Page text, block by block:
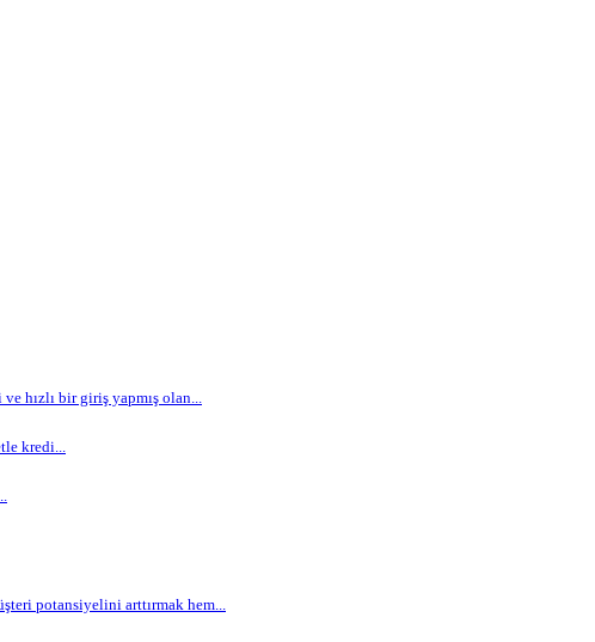
hızlı bir giriş yapmış olan...
kredi...
potansiyelini arttırmak hem...